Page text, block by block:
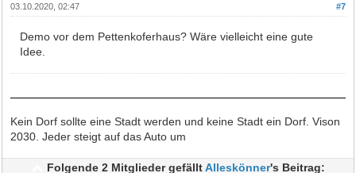
#7
03.10.2020, 02:47
Demo vor dem Pettenkoferhaus? Wäre vielleicht eine gute
Idee.
Kein Dorf sollte eine Stadt werden und keine Stadt ein Dorf. Vison
2030. Jeder steigt auf das Auto um
Folgende 2 Mitglieder gefälltAlleskönner's Beitrag: